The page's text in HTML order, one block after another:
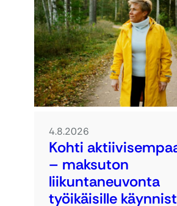
4.8.2026
Kohti
– maksuton
liikuntaneuvonta
työikäisille